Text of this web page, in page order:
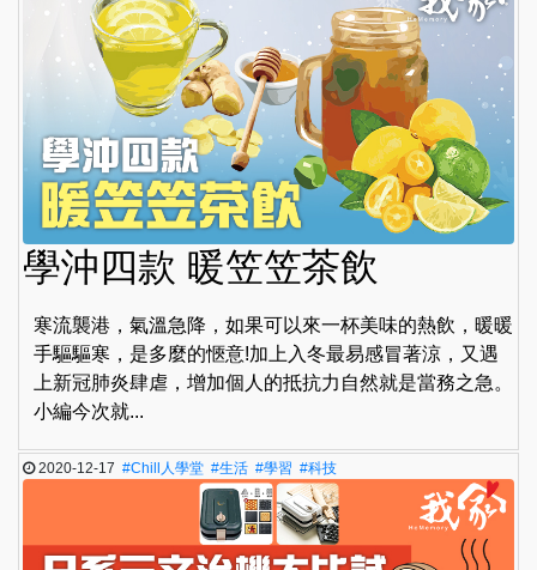
學沖四款 暖笠笠茶飲
寒流襲港，氣溫急降，如果可以來一杯美味的熱飲，暖暖
手驅驅寒，是多麼的愜意!加上入冬最易感冒著涼，又遇
上新冠肺炎肆虐，增加個人的抵抗力自然就是當務之急。
小編今次就...
2020-12-17#Chill人學堂 #生活 #學習 #科技